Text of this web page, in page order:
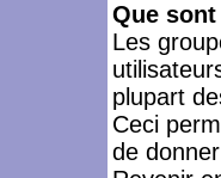
Que
Les
plupart
Ceci
de